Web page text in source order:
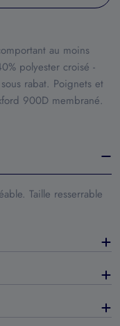
au moins
polyester croisé -
rabat. Poignets et
900D membrané.
Taille resserrable